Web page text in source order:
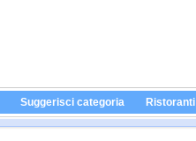
Suggerisci categoria Ristoranti